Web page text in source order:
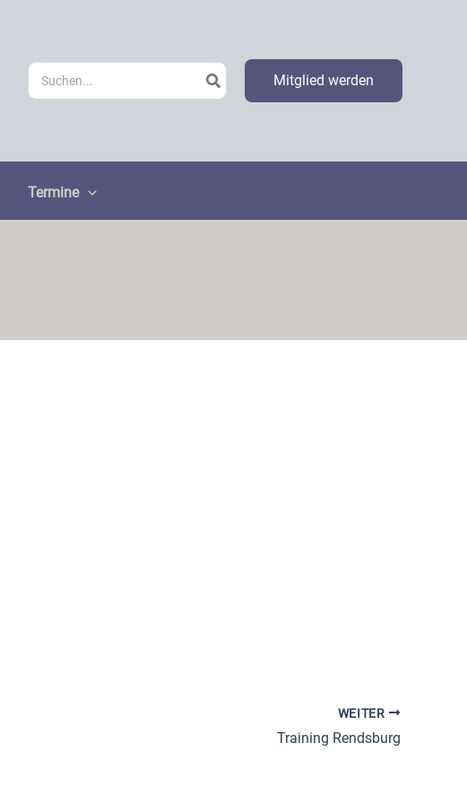
Search
for:
Mitglied werden
Termine
WEITER
Training Rendsburg